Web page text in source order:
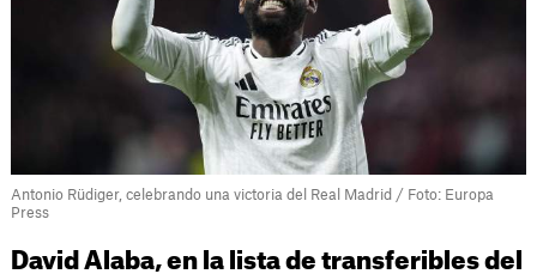
Antonio Rüdiger, celebrando una victoria del Real Madrid / Foto: Europa
Press
David Alaba, en la lista de transferibles del